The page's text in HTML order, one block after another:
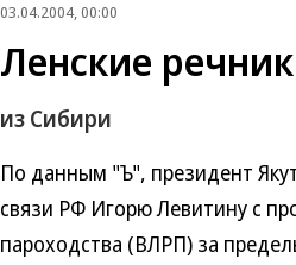
03.04.2004, 00:00
Ленские
из Сибири
По данным "Ъ", президент
связи РФ Игорю Левитину с
пароходства (ВЛРП) за